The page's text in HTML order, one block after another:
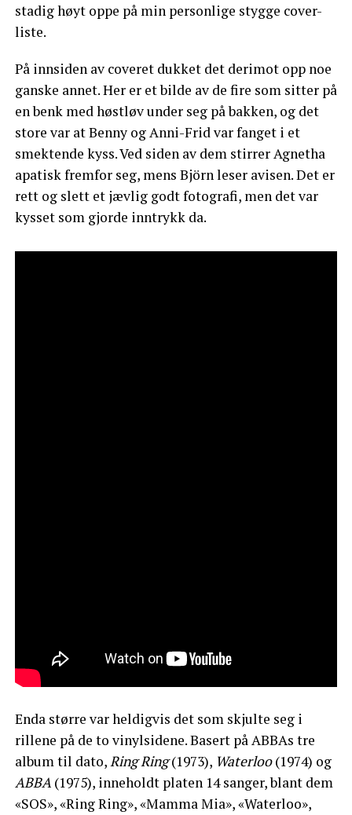
stadig høyt oppe på min personlige stygge cover-
liste.
På innsiden av coveret dukket det derimot opp noe
ganske annet. Her er et bilde av de fire som sitter på
en benk med høstløv under seg på bakken, og det
store var at Benny og Anni-Frid var fanget i et
smektende kyss. Ved siden av dem stirrer Agnetha
apatisk fremfor seg, mens Björn leser avisen. Det er
rett og slett et jævlig godt fotografi, men det var
kysset som gjorde inntrykk da.
Enda større var heldigvis det som skjulte seg i
rillene på de to vinylsidene. Basert på ABBAs tre
album til dato,Ring Ring(1973), Waterloo(1974) og
ABBA(1975), inneholdt platen 14 sanger, blant dem
«SOS», «Ring Ring», «Mamma Mia», «Waterloo»,